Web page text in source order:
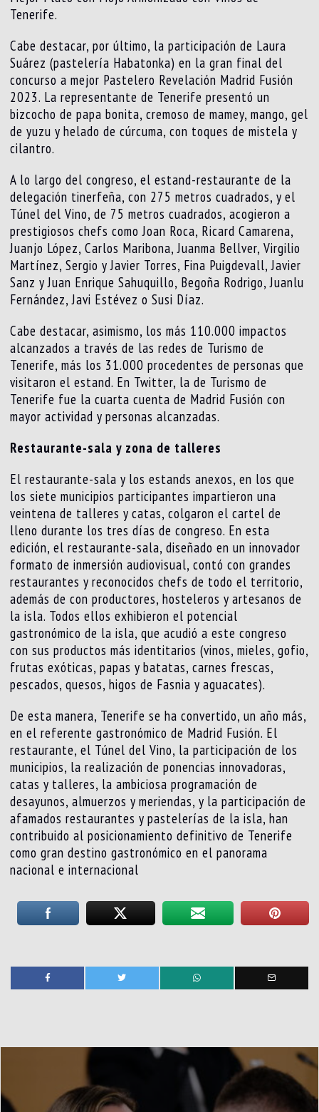
Tenerife.
Cabe destacar, por último, la participación de Laura
Suárez (pastelería Habatonka) en la gran final del
concurso a mejor Pastelero Revelación Madrid Fusión
2023. La representante de Tenerife presentó un
bizcocho de papa bonita, cremoso de mamey, mango, gel
de yuzu y helado de cúrcuma, con toques de mistela y
cilantro.
A lo largo del congreso, el estand-restaurante de la
delegación tinerfeña, con 275 metros cuadrados, y el
Túnel del Vino, de 75 metros cuadrados, acogieron a
prestigiosos chefs como Joan Roca, Ricard Camarena,
Juanjo López, Carlos Maribona, Juanma Bellver, Virgilio
Martínez, Sergio y Javier Torres, Fina Puigdevall, Javier
Sanz y Juan Enrique Sahuquillo, Begoña Rodrigo, Juanlu
Fernández, Javi Estévez o Susi Díaz.
Cabe destacar, asimismo, los más 110.000 impactos
alcanzados a través de las redes de Turismo de
Tenerife, más los 31.000 procedentes de personas que
visitaron el estand. En Twitter, la de Turismo de
Tenerife fue la cuarta cuenta de Madrid Fusión con
mayor actividad y personas alcanzadas.
Restaurante-sala y zona de talleres
El restaurante-sala y los estands anexos, en los que
los siete municipios participantes impartieron una
veintena de talleres y catas, colgaron el cartel de
lleno durante los tres días de congreso. En esta
edición, el restaurante-sala, diseñado en un innovador
formato de inmersión audiovisual, contó con grandes
restaurantes y reconocidos chefs de todo el territorio,
además de con productores, hosteleros y artesanos de
la isla. Todos ellos exhibieron el potencial
gastronómico de la isla, que acudió a este congreso
con sus productos más identitarios (vinos, mieles, gofio,
frutas exóticas, papas y batatas, carnes frescas,
pescados, quesos, higos de Fasnia y aguacates).
De esta manera, Tenerife se ha convertido, un año más,
en el referente gastronómico de Madrid Fusión. El
restaurante, el Túnel del Vino, la participación de los
municipios, la realización de ponencias innovadoras,
catas y talleres, la ambiciosa programación de
desayunos, almuerzos y meriendas, y la participación de
afamados restaurantes y pastelerías de la isla, han
contribuido al posicionamiento definitivo de Tenerife
como gran destino gastronómico en el panorama
nacional e internacional